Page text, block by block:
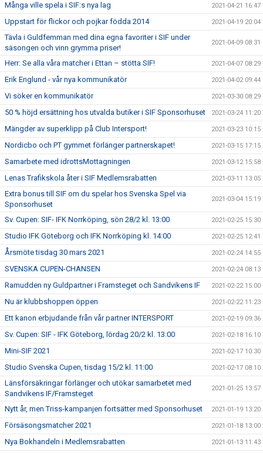
Många ville spela i SIF:s nya lag 2021-04-21 16:47
Uppstart för flickor och pojkar födda 2014 2021-04-19 20:04
Tävla i Guldfemman med dina egna favoriter i SIF under
säsongen och vinn grymma priser!
2021-04-09 08:31
Herr: Se alla våra matcher i Ettan – stötta SIF! 2021-04-07 08:29
Erik Englund - vår nya kommunikatör 2021-04-02 09:44
Vi söker en kommunikatör 2021-03-30 08:29
50 % höjd ersättning hos utvalda butiker i SIF Sponsorhuset 2021-03-24 11:20
Mängder av superklipp på Club Intersport! 2021-03-23 10:15
Nordicbo och PT gymmet förlänger partnerskapet! 2021-03-15 17:15
Samarbete med idrottsMottagningen 2021-03-12 15:58
Lenas Trafikskola åter i SIF Medlemsrabatten 2021-03-11 13:05
Extra bonus till SIF om du spelar hos Svenska Spel via
Sponsorhuset
2021-03-04 15:19
Sv. Cupen: SIF- IFK Norrköping, sön 28/2 kl. 13:00 2021-02-25 15:30
Studio IFK Göteborg och IFK Norrköping kl. 14:00 2021-02-25 12:41
Årsmöte tisdag 30 mars 2021 2021-02-24 14:55
SVENSKA CUPEN-CHANSEN 2021-02-24 08:13
Ramudden ny Guldpartner i Framsteget och Sandvikens IF 2021-02-22 15:00
Nu är klubbshoppen öppen 2021-02-22 11:23
Ett kanon erbjudande från vår partner INTERSPORT 2021-02-19 09:36
Sv. Cupen: SIF - IFK Göteborg, lördag 20/2 kl. 13:00 2021-02-18 16:10
Mini-SIF 2021 2021-02-17 10:30
Studio Svenska Cupen, tisdag 15/2 kl. 11:00 2021-02-17 08:10
Länsförsäkringar förlänger och utökar samarbetet med
Sandvikens IF/Framsteget
2021-01-25 13:57
Nytt år, men Triss-kampanjen fortsätter med Sponsorhuset 2021-01-19 13:20
Försäsongsmatcher 2021 2021-01-18 13:00
Nya Bokhandeln i Medlemsrabatten 2021-01-13 11:43